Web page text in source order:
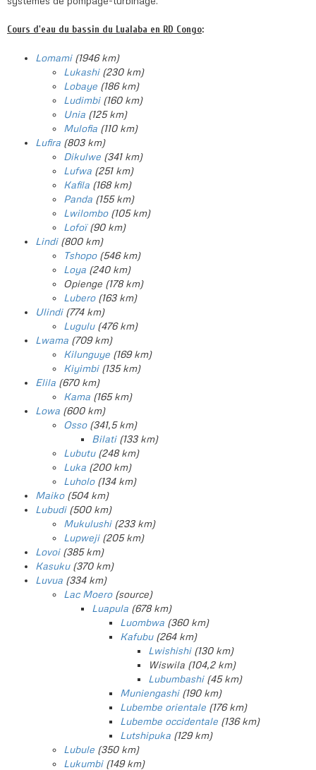
Cours d'eau du bassin du Lualaba en RD Congo:
Lomami(1946 km)
Lukashi(230 km)
Lobaye (186 km)
Ludimbi(160 km)
Unia (125 km)
Mulofia (110 km)
Lufira (803 km)
Dikulwe (341 km)
Lufwa (251 km)
Kafila (168 km)
Panda (155 km)
Lwilombo(105 km)
Lofoï(90 km)
Lindi(800 km)
Tshopo(546 km)
Loya (240 km)
Opienge (178 km)
Lubero(163 km)
Ulindi(774 km)
Lugulu(476 km)
Lwama (709 km)
Kilunguye (169 km)
Kiyimbi(135 km)
Elila (670 km)
Kama (165 km)
Lowa (600 km)
Osso(341,5 km)
Bilati(133 km)
Lubutu(248 km)
Luka (200 km)
Luholo(134 km)
Maiko(504 km)
Lubudi(500 km)
Mukulushi(233 km)
Lupweji(205 km)
Lovoi(385 km)
Kasuku(370 km)
Luvua (334 km)
Lac Moero(source)
Luapula (678 km)
Luombwa (360 km)
Kafubu(264 km)
Lwishishi(130 km)
Wiswila (104,2 km)
Lubumbashi(45 km)
Muniengashi(190 km)
Lubembe orientale (176 km)
Lubembe occidentale (136 km)
Lutshipuka (129 km)
Lubule (350 km)
Lukumbi(149 km)